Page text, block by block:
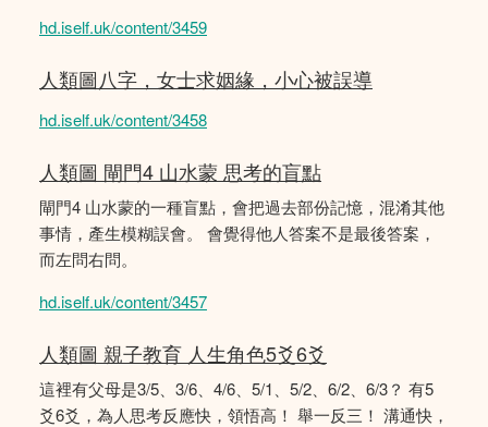
hd.iself.uk/content/3459
人類圖八字，女士求姻緣，小心被誤導
hd.iself.uk/content/3458
人類圖 閘門4 山水蒙 思考的盲點
閘門4 山水蒙的一種盲點，會把過去部份記憶，混淆其他
事情，產生模糊誤會。 會覺得他人答案不是最後答案，
而左問右問。
hd.iself.uk/content/3457
人類圖 親子教育 人生角色5爻6爻
這裡有父母是3/5、3/6、4/6、5/1、5/2、6/2、6/3？ 有5
爻6爻，為人思考反應快，領悟高！ 舉一反三！ 溝通快，